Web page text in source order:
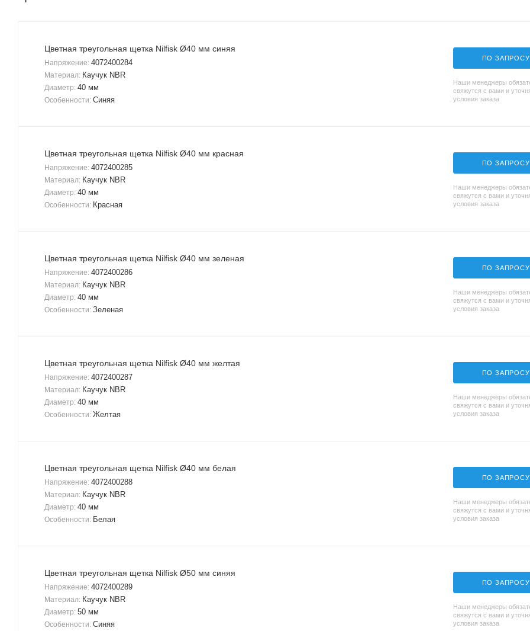
Цветная треугольная щетка Nilfisk Ø40 мм синяя
Напряжение: 4072400284
Материал: Каучук NBR
Диаметр: 40 мм
Особенности: Синяя
ПО ЗАПРОСУ
Наши менеджеры
свяжутся с вами и
условия заказа
Цветная треугольная щетка Nilfisk Ø40 мм красная
Напряжение: 4072400285
Материал: Каучук NBR
Диаметр: 40 мм
Особенности: Красная
ПО ЗАПРОСУ
Наши менеджеры
свяжутся с вами и
условия заказа
Цветная треугольная щетка Nilfisk Ø40 мм зеленая
Напряжение: 4072400286
Материал: Каучук NBR
Диаметр: 40 мм
Особенности: Зеленая
ПО ЗАПРОСУ
Наши менеджеры
свяжутся с вами и
условия заказа
Цветная треугольная щетка Nilfisk Ø40 мм желтая
Напряжение: 4072400287
Материал: Каучук NBR
Диаметр: 40 мм
Особенности: Желтая
ПО ЗАПРОСУ
Наши менеджеры
свяжутся с вами и
условия заказа
Цветная треугольная щетка Nilfisk Ø40 мм белая
Напряжение: 4072400288
Материал: Каучук NBR
Диаметр: 40 мм
Особенности: Белая
ПО ЗАПРОСУ
Наши менеджеры
свяжутся с вами и
условия заказа
Цветная треугольная щетка Nilfisk Ø50 мм синяя
Напряжение: 4072400289
Материал: Каучук NBR
Диаметр: 50 мм
Особенности: Синяя
ПО ЗАПРОСУ
Наши менеджеры
свяжутся с вами и
условия заказа